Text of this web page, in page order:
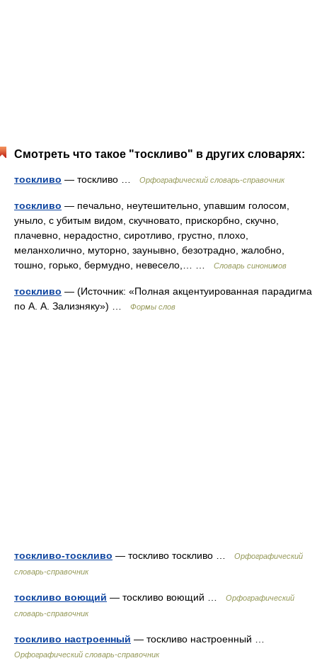
Смотреть что такое "тоскливо" в других словарях:
тоскливо — тоскливо … Орфографический словарь-справочник
тоскливо — печально, неутешительно, упавшим голосом,
уныло, с убитым видом, скучновато, прискорбно, скучно,
плачевно, нерадостно, сиротливо, грустно, плохо,
меланхолично, муторно, заунывно, безотрадно, жалобно,
тошно, горько, бермудно, невесело,… …
Словарь синонимов
тоскливо — (Источник: «Полная акцентуированная парадигма
по А. А. Зализняку») …
Формы слов
тоскливо-тоскливо — тоскливо тоскливо …
Орфографический
словарь-справочник
тоскливо воющий — тоскливо воющий …
Орфографический
словарь-справочник
тоскливо настроенный — тоскливо настроенный …
Орфографический словарь-справочник